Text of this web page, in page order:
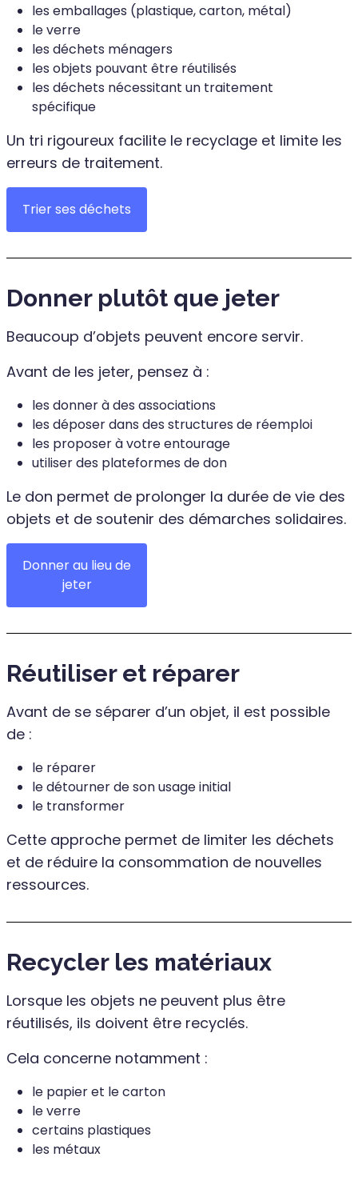
les emballages (plastique, carton, métal)
le verre
les déchets ménagers
les objets pouvant être réutilisés
les déchets nécessitant un traitement
spécifique
Un tri rigoureux facilite le recyclage et limite les
erreurs de traitement.
Trier ses déchets
Donner plutôt que jeter
Beaucoup d’objets peuvent encore servir.
Avant de les jeter, pensez à :
les donner à des associations
les déposer dans des structures de réemploi
les proposer à votre entourage
utiliser des plateformes de don
Le don permet de prolonger la durée de vie des
objets et de soutenir des démarches solidaires.
Donner au lieu de
jeter
Réutiliser et réparer
Avant de se séparer d’un objet, il est possible
de :
le réparer
le détourner de son usage initial
le transformer
Cette approche permet de limiter les déchets
et de réduire la consommation de nouvelles
ressources.
Recycler les matériaux
Lorsque les objets ne peuvent plus être
réutilisés, ils doivent être recyclés.
Cela concerne notamment :
le papier et le carton
le verre
certains plastiques
les métaux